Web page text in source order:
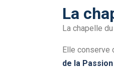
La
La chapelle
Elle conserve
de la Passion